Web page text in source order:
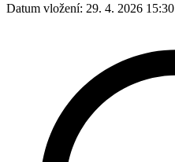
Datum vložení: 29. 4. 2026 15:30